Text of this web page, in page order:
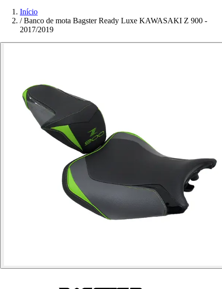
Início
/ Banco de mota Bagster Ready Luxe KAWASAKI Z 900 -
2017/2019